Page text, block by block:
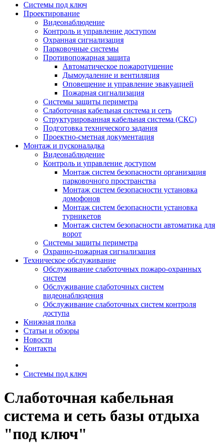
Системы под ключ
Проектирование
Видеонаблюдение
Контроль и управление доступом
Охранная сигнализация
Парковочные системы
Противопожарная защита
Автоматическое пожаротушение
Дымоудаление и вентиляция
Оповещение и управление эвакуацией
Пожарная сигнализация
Системы защиты периметра
Слаботочная кабельная система и сеть
Структурированная кабельная система (СКС)
Подготовка технического задания
Проектно-сметная документация
Монтаж и пусконаладка
Видеонаблюдение
Контроль и управление доступом
Монтаж систем безопасности организация
парковочного пространства
Монтаж систем безопасности установка
домофонов
Монтаж систем безопасности установка
турникетов
Монтаж систем безопасности автоматика для
ворот
Системы защиты периметра
Охранно-пожарная сигнализация
Техническое обслуживание
Обслуживание слаботочных пожаро-охранных
систем
Обслуживание слаботочных систем
видеонаблюдения
Обслуживание слаботочных систем контроля
доступа
Книжная полка
Статьи и обзоры
Новости
Контакты
Системы под ключ
Слаботочная кабельная
система и сеть базы отдыха
"под ключ"